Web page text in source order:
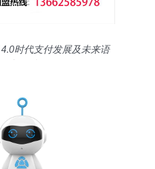
时代支付发展及未来语